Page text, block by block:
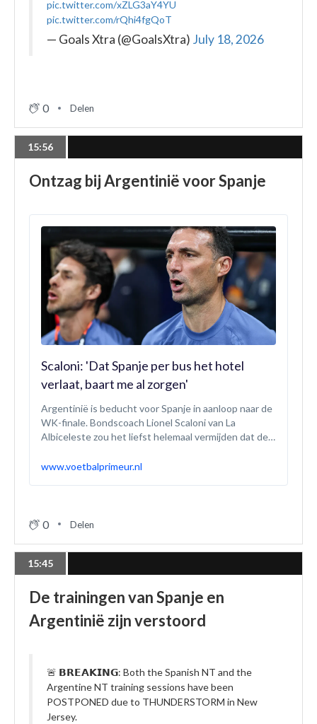
pic.twitter.com/xZLG3aY4YU
pic.twitter.com/rQhi4fgQoT
— Goals Xtra (@GoalsXtra) July 18, 2026
0 Delen
15:56
Ontzag bij Argentinië voor Spanje
Scaloni: 'Dat Spanje per bus het hotel
verlaat, baart me al zorgen'
Argentinië is beducht voor Spanje in aanloop naar de
WK-finale. Bondscoach Lionel Scaloni van La
Albiceleste zou het liefst helemaal vermijden dat de
York. Vooral Lamine Yamal bezorgt hem kopzorgen.
www.voetbalprimeur.nl
0 Delen
15:45
De trainingen van Spanje en
Argentinië zijn verstoord
🚨 𝗕𝗥𝗘𝗔𝗞𝗜𝗡𝗚: Both the Spanish NT and the
Argentine NT training sessions have been
POSTPONED due to THUNDERSTORM in New
Jersey.